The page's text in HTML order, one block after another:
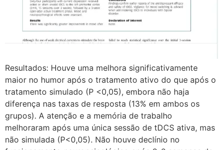
Resultados: Houve uma melhora significativamente
maior no humor após o tratamento ativo do que após o
tratamento simulado (P <0,05), embora não haja
diferença nas taxas de resposta (13% em ambos os
grupos). A atenção e a memória de trabalho
melhoraram após uma única sessão de tDCS ativa, mas
não simulada (P<0,05). Não houve declínio no